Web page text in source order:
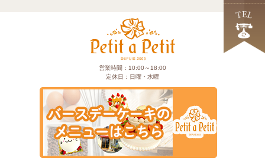
営業時間：10:00～18:00
定休日：日曜・水曜